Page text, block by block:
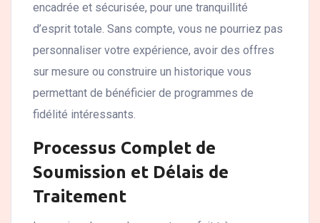
encadrée et sécurisée, pour une tranquillité
d’esprit totale. Sans compte, vous ne pourriez pas
personnaliser votre expérience, avoir des offres
sur mesure ou construire un historique vous
permettant de bénéficier de programmes de
fidélité intéressants.
Processus Complet de
Soumission et Délais de
Traitement